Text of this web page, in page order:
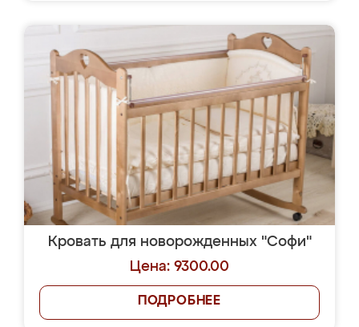
Кровать для новорожденных "Софи"
Цена: 9300.00
ПОДРОБНЕЕ